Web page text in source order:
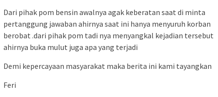
Dari pihak pom bensin awalnya agak keberatan saat di minta
pertanggung jawaban ahirnya saat ini hanya menyuruh korban
berobat .dari pihak pom tadi nya menyangkal kejadian tersebut
ahirnya buka mulut juga apa yang terjadi
Demi kepercayaan masyarakat maka berita ini kami tayangkan
Feri